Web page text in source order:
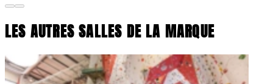
LES AUTRES SALLES DE LA MARQUE